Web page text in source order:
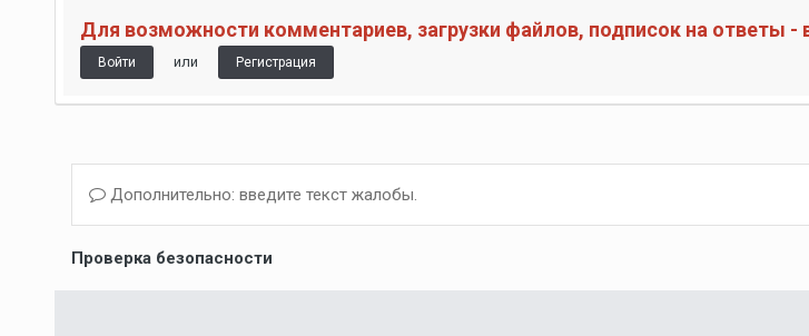
Для возможности комментариев, загрузки файлов, подписок на ответы -
Войти или Регистрация
Дополнительно: введите текст жалобы.
Проверка безопасности